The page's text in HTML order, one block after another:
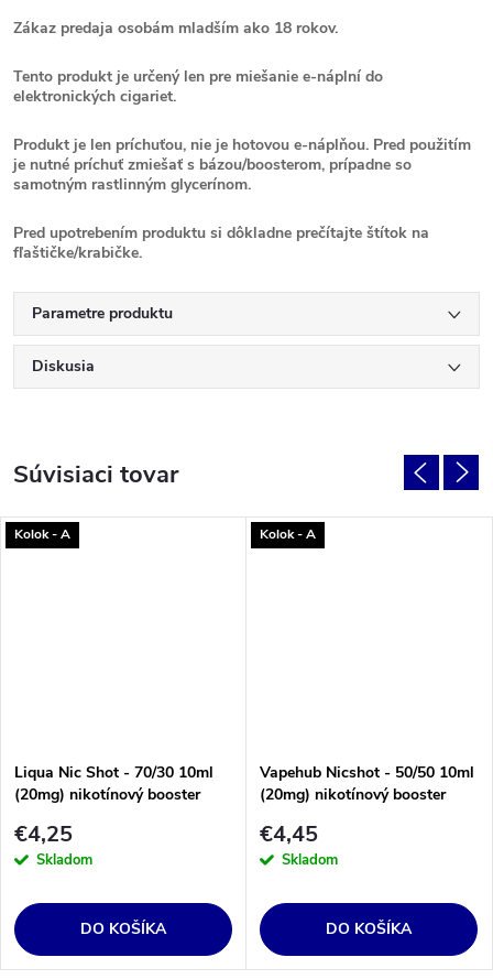
Zákaz predaja osobám mladším ako 18 rokov.
Tento produkt je určený len pre miešanie e-náplní do
elektronických cigariet.
Produkt je len príchuťou, nie je hotovou e-náplňou. Pred použitím
je nutné príchuť zmiešať s bázou/boosterom, prípadne so
samotným rastlinným glycerínom.
Pred upotrebením produktu si dôkladne prečítajte štítok na
fľaštičke/krabičke.
Parametre produktu
Diskusia
Súvisiaci tovar
Kolok - A
Liqua Nic Shot - 70/30 10ml
(20mg) nikotínový booster
€4,25
Skladom
DO KOŠÍKA
Kolok - A
Vapehub Nicshot - 50/50 10ml
(20mg) nikotínový booster
€4,45
Skladom
DO KOŠÍKA